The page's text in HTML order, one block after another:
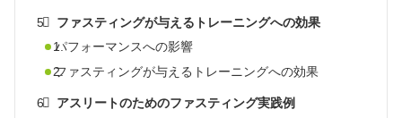
ファスティングが与えるトレーニングへの効果
パフォーマンスへの影響
ファスティングが与えるトレーニングへの効果
アスリートのためのファスティング実践例